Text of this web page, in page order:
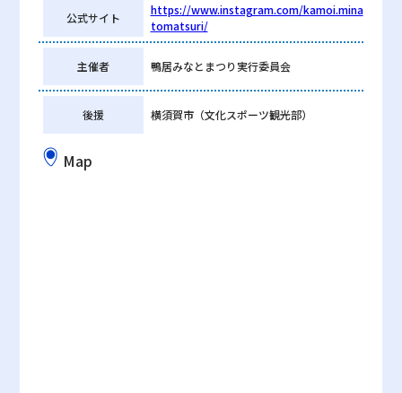
公式サイト
https://www.instagram.com/kamoi.mina
tomatsuri/
主催者 鴨居みなとまつり実行委員会
後援 横須賀市（文化スポーツ観光部）
Map